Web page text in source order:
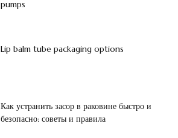
pumps
Lip balm tube packaging options
Как устранить засор в раковине быстро и
безопасно: советы и правила